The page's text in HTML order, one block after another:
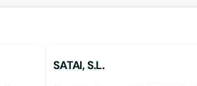
SATAI, S.L.